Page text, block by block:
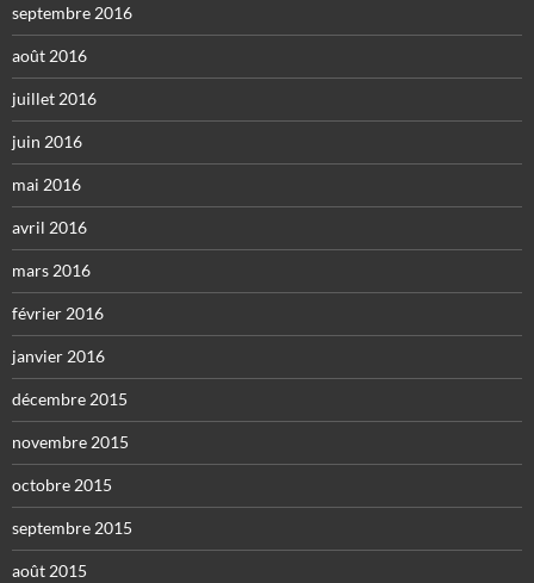
septembre 2016
août 2016
juillet 2016
juin 2016
mai 2016
avril 2016
mars 2016
février 2016
janvier 2016
décembre 2015
novembre 2015
octobre 2015
septembre 2015
août 2015